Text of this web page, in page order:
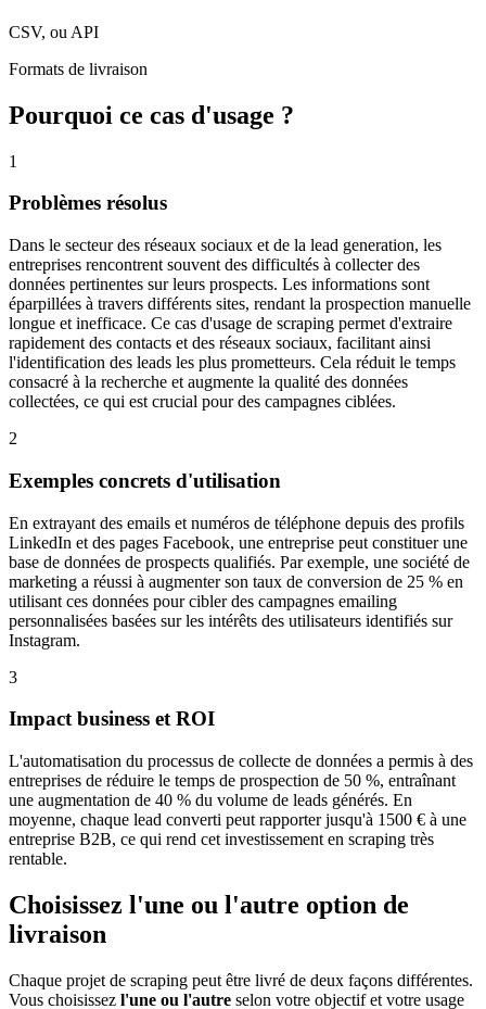
CSV, ou API
Formats de livraison
Pourquoi ce cas d'usage ?
1
Problèmes résolus
Dans le secteur des réseaux sociaux et de la lead generation, les
entreprises rencontrent souvent des difficultés à collecter des
données pertinentes sur leurs prospects. Les informations sont
éparpillées à travers différents sites, rendant la prospection manuelle
longue et inefficace. Ce cas d'usage de scraping permet d'extraire
rapidement des contacts et des réseaux sociaux, facilitant ainsi
l'identification des leads les plus prometteurs. Cela réduit le temps
consacré à la recherche et augmente la qualité des données
collectées, ce qui est crucial pour des campagnes ciblées.
2
Exemples concrets d'utilisation
En extrayant des emails et numéros de téléphone depuis des profils
LinkedIn et des pages Facebook, une entreprise peut constituer une
base de données de prospects qualifiés. Par exemple, une société de
marketing a réussi à augmenter son taux de conversion de 25 % en
utilisant ces données pour cibler des campagnes emailing
personnalisées basées sur les intérêts des utilisateurs identifiés sur
Instagram.
3
Impact business et ROI
L'automatisation du processus de collecte de données a permis à des
entreprises de réduire le temps de prospection de 50 %, entraînant
une augmentation de 40 % du volume de leads générés. En
moyenne, chaque lead converti peut rapporter jusqu'à 1500 € à une
entreprise B2B, ce qui rend cet investissement en scraping très
rentable.
Choisissez l'une ou l'autre option de
livraison
Chaque projet de scraping peut être livré de deux façons différentes.
Vous choisissez l'une ou l'autre selon votre objectif et votre usage